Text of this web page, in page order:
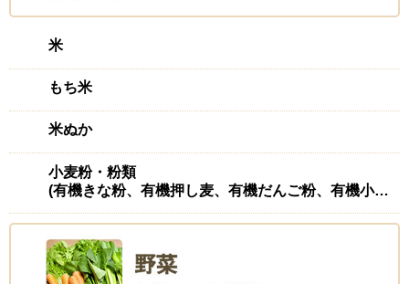
米
もち米
米ぬか
小麦粉・粉類
(有機きな粉、有機押し麦、有機だんご粉、有機小麦粉(強力)、有機ふすま、有機もち麦